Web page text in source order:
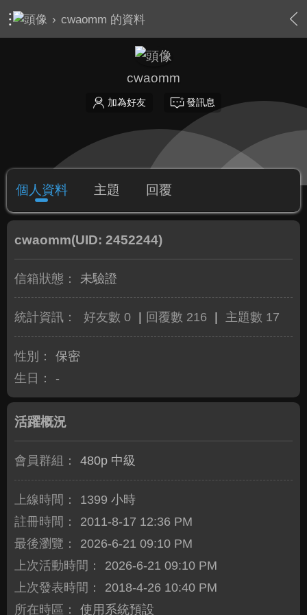
› cwaomm 的資料
cwaomm
加為好友 發訊息
個人資料 主題 回覆
cwaomm(UID: 2452244)
信箱狀態： 未驗證
統計資訊： 好友數 0 回覆數 216 主題數 17
性別：
保密
生日：
-
活躍概況
會員群組： 480p 中級
上線時間：
1399 小時
註冊時間：
2011-8-17 12:36 PM
最後瀏覽：
2026-6-21 09:10 PM
上次活動時間：
2026-6-21 09:10 PM
上次發表時間：
2018-4-26 10:40 PM
所在時區：
使用系統預設